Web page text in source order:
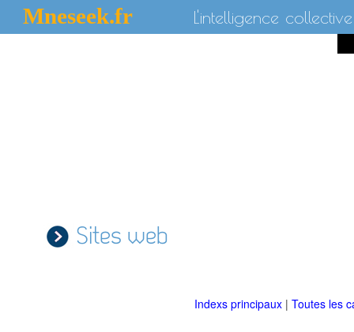
Mneseek.fr L'intelligence collective
Sites web
Indexs principaux | Toutes les